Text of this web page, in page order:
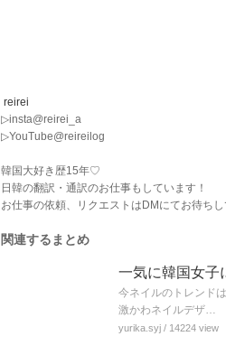
reirei
▷insta@reirei_a
▷YouTube@reireilog
韓国大好き歴15年♡
日韓の翻訳・通訳のお仕事もしています！
お仕事の依頼、リクエストはDMにてお待ち
関連するまとめ
一気に韓国女子
今ネイルのトレンド
激かわネイルデザ…
yurika.syj / 14224 view